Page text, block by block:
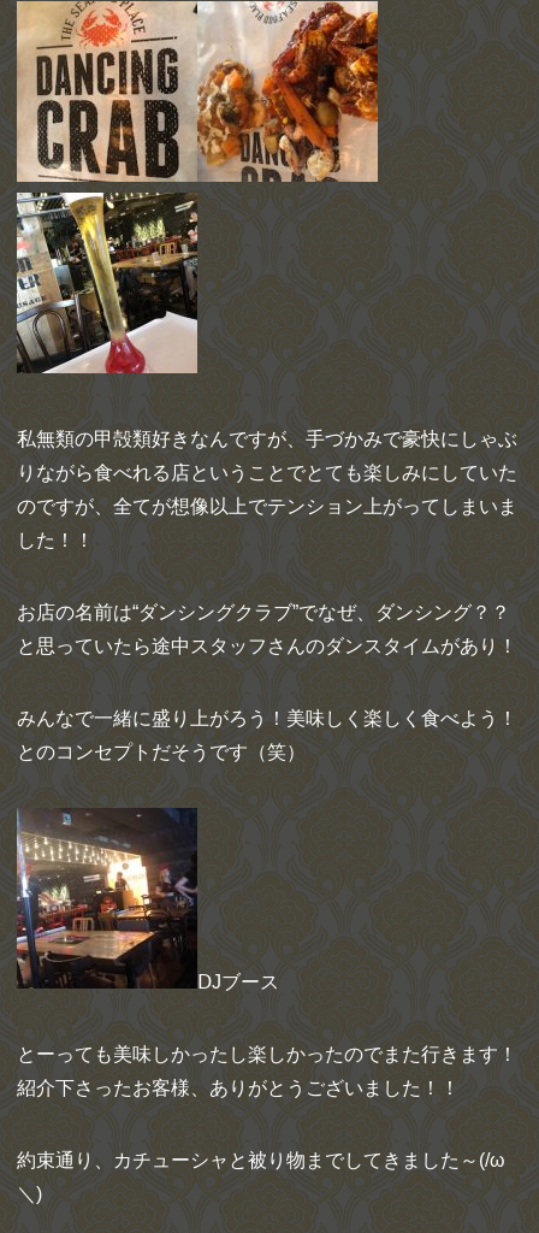
私無類の甲殻類好きなんですが、手づかみで豪快にしゃぶ
りながら食べれる店ということでとても楽しみにしていた
のですが、全てが想像以上でテンション上がってしまいま
した！！
お店の名前は“ダンシングクラブ”でなぜ、ダンシング？？
と思っていたら途中スタッフさんのダンスタイムがあり！
みんなで一緒に盛り上がろう！美味しく楽しく食べよう！
とのコンセプトだそうです（笑）
ⅮJブース
とーっても美味しかったし楽しかったのでまた行きます！
紹介下さったお客様、 ありがとうございました！！
約束通り、カチューシャと被り物までしてきました～(/ω
＼)